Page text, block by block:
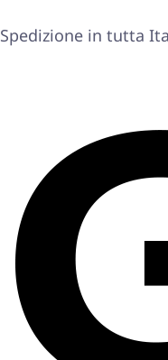
Spedizione in tutta